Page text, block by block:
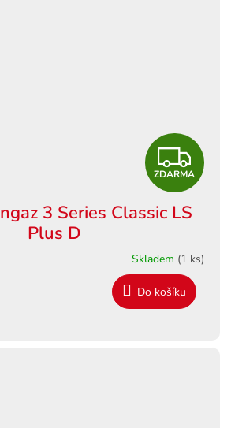
Z
D
A
R
M
ZDARMA
3 Series Classic LS
Plus D
Skladem (1 ks)
Do košíku